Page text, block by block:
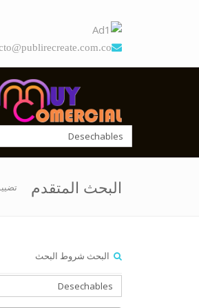
البحث المتقدم
البحث شروط البحث